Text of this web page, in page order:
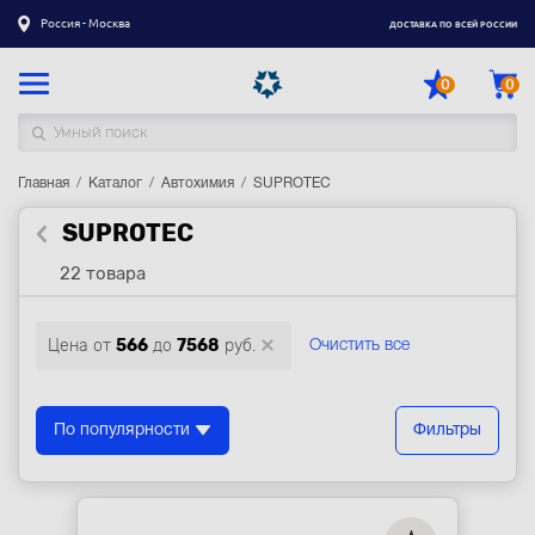
Россия - Москва ДОСТАВКА ПО ВСЕЙ РОССИИ
0 0
Каталог товаров
Регистрация|Вход
Доставка
Контакты
Акции
Главная Каталог Автохимия SUPROTEC
SUPROTEC
22 товара
Цена от 566 до 7568 руб. Очистить все
По популярности Фильтры